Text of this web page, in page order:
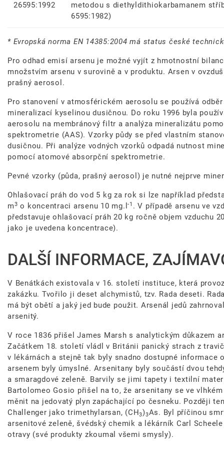
26595:1992
metodou s diethyldithiokarbamanem
6595:1982)
* Evropská norma EN 14385:2004 má status české
Pro odhad emisí arsenu je možné vyjít z hmotnostní
množstvím arsenu v surovině a v produktu. Arsen v
prašný aerosol.
Pro stanovení v atmosférickém aerosolu se používá
mineralizací kyselinou dusičnou. Do roku 1996 byla
aerosolu na membránový filtr a analýza mineralizátu
spektrometrie (AAS). Vzorky půdy se před vlastním
dusičnou. Při analýze vodných vzorků odpadá nutnost
pomocí atomové absorpční spektrometrie.
Pevné vzorky (půda, prašný aerosol) je nutné nejprve
Ohlašovací práh do vod 5 kg za rok si lze například
m3 o koncentraci arsenu 10 mg.l-1 . V případě arsenu ve
představuje ohlašovací práh 20 kg ročně objem vzduchu
jako je uvedena koncentrace).
DALŠÍ INFORMACE,
V Benátkách existovala v 16. století instituce, která
zakázku. Tvořilo ji deset alchymistů, tzv. Rada deseti.
má být obětí a jaký jed bude použit. Arsenál jedů
arsenitý.
V roce 1836 přišel James Marsh s analytickým důkazem
Začátkem 18. století vládl v Británii panický strach z
v lékárnách a stejně tak byly snadno dostupné informace
arsenem byly úmyslné. Arsenitany byly součástí dvou
a smaragdové zeleně. Barvily se jimi tapety i textilní
Bartolomeo Gosio přišel na to, že arsenitany se ve
měnit na jedovatý plyn zapáchající po česneku. Později
Challenger jako trimethylarsan, (CH3)3As. Byl příčinou
arsenitové zeleně, švédský chemik a lékárník Carl
otravy (své produkty zkoumal všemi smysly).